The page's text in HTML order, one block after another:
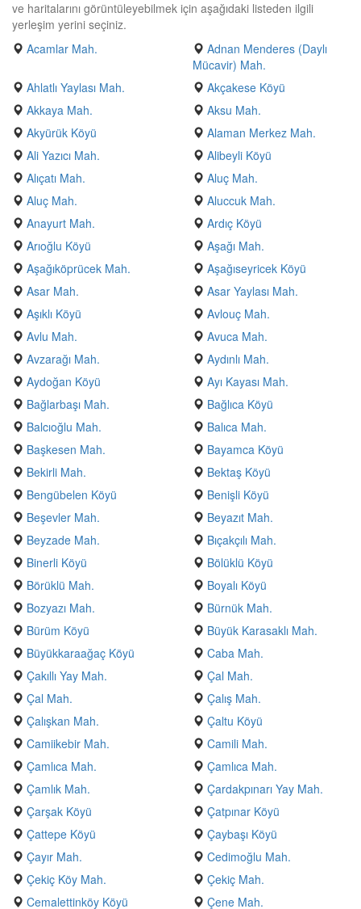
ve haritalarını görüntüleyebilmek için aşağıdaki listeden ilgili
yerleşim yerini seçiniz.
Acamlar Mah.
Adnan Menderes (Daylı
Mücavir) Mah.
Ahlatlı Yaylası Mah.
Akçakese Köyü
Akkaya Mah.
Aksu Mah.
Akyürük Köyü
Alaman Merkez Mah.
Ali Yazıcı Mah.
Alibeyli Köyü
Alıçatı Mah.
Aluç Mah.
Aluç Mah.
Aluccuk Mah.
Anayurt Mah.
Ardıç Köyü
Arıoğlu Köyü
Aşağı Mah.
Aşağıköprücek Mah.
Aşağıseyricek Köyü
Asar Mah.
Asar Yaylası Mah.
Aşıklı Köyü
Avlouç Mah.
Avlu Mah.
Avuca Mah.
Avzarağı Mah.
Aydınlı Mah.
Aydoğan Köyü
Ayı Kayası Mah.
Bağlarbaşı Mah.
Bağlıca Köyü
Balcıoğlu Mah.
Balıca Mah.
Başkesen Mah.
Bayamca Köyü
Bekirli Mah.
Bektaş Köyü
Bengübelen Köyü
Benişli Köyü
Beşevler Mah.
Beyazıt Mah.
Beyzade Mah.
Bıçakçılı Mah.
Binerli Köyü
Bölüklü Köyü
Börüklü Mah.
Boyalı Köyü
Bozyazı Mah.
Bürnük Mah.
Bürüm Köyü
Büyük Karasaklı Mah.
Büyükkaraağaç Köyü
Caba Mah.
Çakıllı Yay Mah.
Çal Mah.
Çal Mah.
Çalış Mah.
Çalışkan Mah.
Çaltu Köyü
Camiikebir Mah.
Camili Mah.
Çamlıca Mah.
Çamlıca Mah.
Çamlık Mah.
Çardakpınarı Yay Mah.
Çarşak Köyü
Çatpınar Köyü
Çattepe Köyü
Çaybaşı Köyü
Çayır Mah.
Cedimoğlu Mah.
Çekiç Köy Mah.
Çekiç Mah.
Cemalettinköy Köyü
Çene Mah.